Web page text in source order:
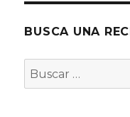
BUSCA UNA
Buscar
por: